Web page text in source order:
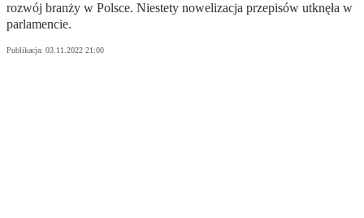
rozwój branży w Polsce. Niestety nowelizacja przepisów utknęła w
parlamencie.
Publikacja: 03.11.2022 21:00